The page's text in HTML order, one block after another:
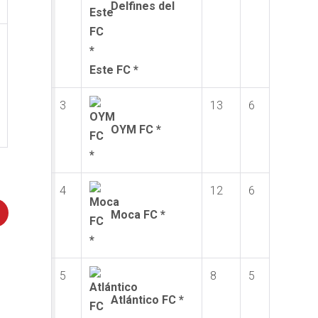
Delfines del
Este FC *
3
OYM FC *
13 6
4
Moca FC *
12 6
5
Atlántico FC *
8 5